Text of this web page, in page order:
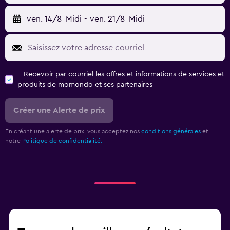
ven. 14/8 Midi - ven. 21/8 Midi
Recevoir par courriel les offres et informations de services et
produits de momondo et ses partenaires
Créer une Alerte de prix
En créant une alerte de prix, vous acceptez nos conditions générales et
notre Politique de confidentialité.